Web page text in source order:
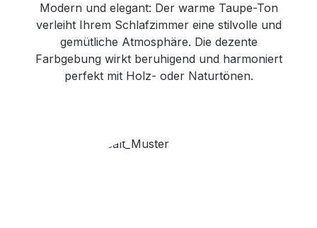
Modern und elegant: Der warme Taupe-Ton
verleiht Ihrem Schlafzimmer eine stilvolle und
gemütliche Atmosphäre. Die dezente
Farbgebung wirkt beruhigend und harmoniert
perfekt mit Holz- oder Naturtönen.